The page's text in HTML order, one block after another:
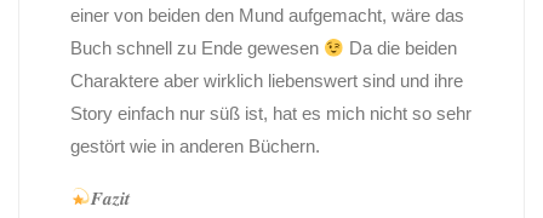
einer von beiden den Mund aufgemacht, wäre das
Buch schnell zu Ende gewesen
Da die beiden
Charaktere aber wirklich liebenswert sind und ihre
Story einfach nur süß ist, hat es mich nicht so sehr
gestört wie in anderen Büchern.
𝑭𝒂𝒛𝒊𝒕